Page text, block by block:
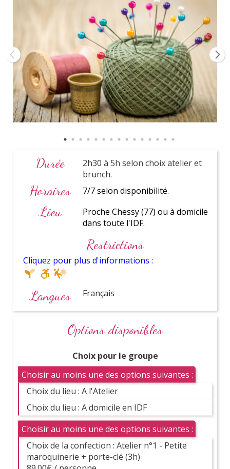
Paris
et Ile de France
Coordinatrice
personnelle
Activités
incontournables
Découvrez nos dernières activités
Durée
2h30 à 5h selon choix atelier et
brunch.
Horaires 7/7 selon disponibilité.
Lieu
Proche Chessy (77) ou à domicile
dans toute l'IDF.
Restrictions
Cliquez pour plus d'informations :
Langues Français
Options disponibles
Choix pour le groupe
Choisir au moins une des options suivantes :
Choix du lieu : A l'Atelier
Choix du lieu : A domicile en IDF
Choisir au moins une des options suivantes :
Choix de la confection : Atelier n°1 - Petite
maroquinerie + porte-clé (3h)